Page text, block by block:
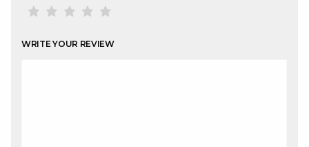
WRITE YOUR REVIEW